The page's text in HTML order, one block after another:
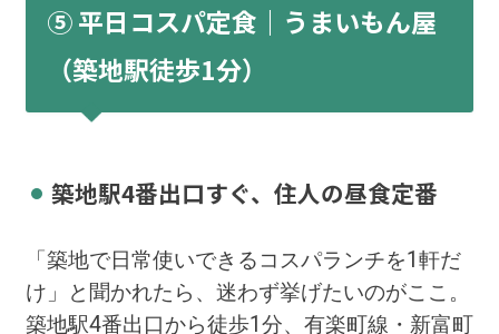
⑤ 平日コスパ定食｜うまいもん屋
（築地駅徒歩1分）
築地駅4番出口すぐ、住人の昼食定番
「築地で日常使いできるコスパランチを1軒だ
け」と聞かれたら、迷わず挙げたいのがここ。
築地駅4番出口から徒歩1分、有楽町線・新富町